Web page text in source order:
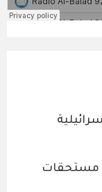
مستحقات